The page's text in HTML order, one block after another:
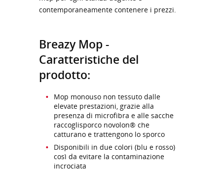
contemporaneamente contenere i prezzi.
Breazy Mop -
Caratteristiche del
prodotto:
Mop monouso non tessuto dalle
elevate prestazioni, grazie alla
presenza di microfibra e alle sacche
raccoglisporco novolon® che
catturano e trattengono lo sporco
Disponibili in due colori (blu e rosso)
così da evitare la contaminazione
incrociata